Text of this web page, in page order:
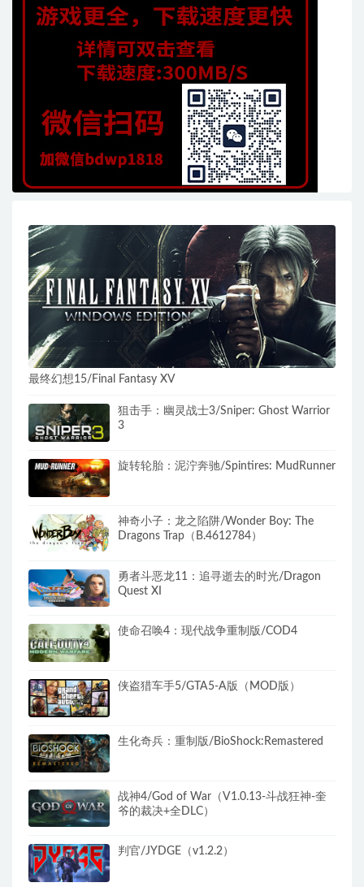
最终幻想15/Final Fantasy XV
狙击手：幽灵战士3/Sniper: Ghost Warrior
3
旋转轮胎：泥泞奔驰/Spintires: MudRunner
神奇小子：龙之陷阱/Wonder Boy: The
Dragons Trap（B.4612784）
勇者斗恶龙11：追寻逝去的时光/Dragon
Quest XI
使命召唤4：现代战争重制版/COD4
侠盗猎车手5/GTA5-A版（MOD版）
生化奇兵：重制版/BioShock:Remastered
战神4/God of War（V1.0.13-斗战狂神-奎
爷的裁决+全DLC）
判官/JYDGE（v1.2.2）